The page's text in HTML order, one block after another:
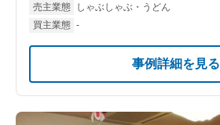
売主業態
しゃぶしゃぶ・うどん
買主業態 -
事例詳細を見る